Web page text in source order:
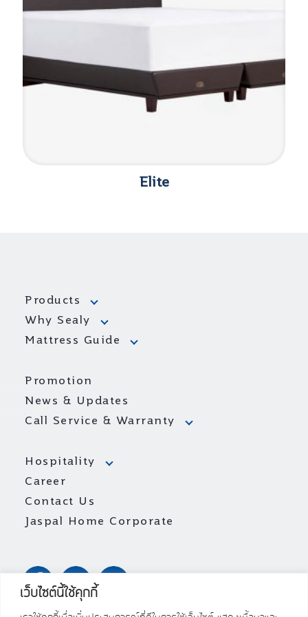
เว็บไซต์นี้ใช้คุกกี้
Elite
Products
Why Sealy
Mattress Guide
Promotion
News & Updates
Call Service & Warranty
Hospitality
Career
Contact Us
Jaspal Home Corporate